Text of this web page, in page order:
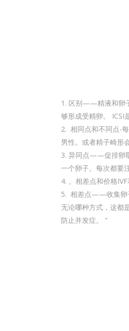
区别——精液和卵
够形成受精卵。 ICSI
相同点和不同点-
男性。或者精子畸形
异同点——促排卵取
一个卵子。每次都要
。相差点和价格
相差点——收集卵
无论哪种方式，这都
防止并发症。 “